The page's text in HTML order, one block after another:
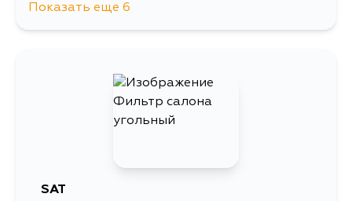
393
Показать еще 6
SAT